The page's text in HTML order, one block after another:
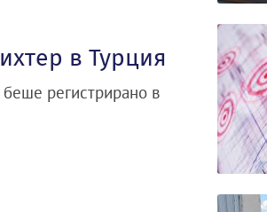
в Турция
регистрирано в